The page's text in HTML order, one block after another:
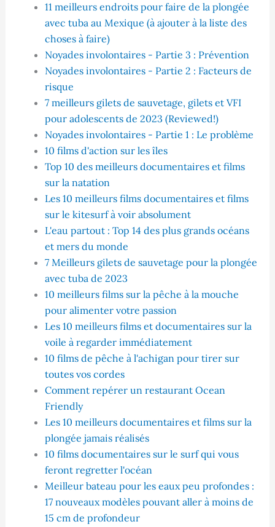
11 meilleurs endroits pour faire de la plongée
avec tuba au Mexique (à ajouter à la liste des
choses à faire)
Noyades involontaires - Partie 3 : Prévention
Noyades involontaires - Partie 2 : Facteurs de
risque
7 meilleurs gilets de sauvetage, gilets et VFI
pour adolescents de 2023 (Reviewed!)
Noyades involontaires - Partie 1 : Le problème
10 films d'action sur les îles
Top 10 des meilleurs documentaires et films
sur la natation
Les 10 meilleurs films documentaires et films
sur le kitesurf à voir absolument
L'eau partout : Top 14 des plus grands océans
et mers du monde
7 Meilleurs gilets de sauvetage pour la plongée
avec tuba de 2023
10 meilleurs films sur la pêche à la mouche
pour alimenter votre passion
Les 10 meilleurs films et documentaires sur la
voile à regarder immédiatement
10 films de pêche à l'achigan pour tirer sur
toutes vos cordes
Comment repérer un restaurant Ocean
Friendly
Les 10 meilleurs documentaires et films sur la
plongée jamais réalisés
10 films documentaires sur le surf qui vous
feront regretter l'océan
Meilleur bateau pour les eaux peu profondes :
17 nouveaux modèles pouvant aller à moins de
15 cm de profondeur